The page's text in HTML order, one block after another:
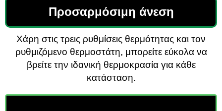
Προσαρμόσιμη άνεση
Χάρη στις τρεις ρυθμίσεις θερμότητας και τον
ρυθμιζόμενο θερμοστάτη, μπορείτε εύκολα να
βρείτε την ιδανική θερμοκρασία για κάθε
κατάσταση.